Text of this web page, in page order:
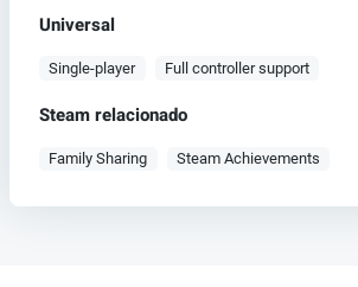
Universal
Single-player Full controller support
Steam relacionado
Family Sharing Steam Achievements